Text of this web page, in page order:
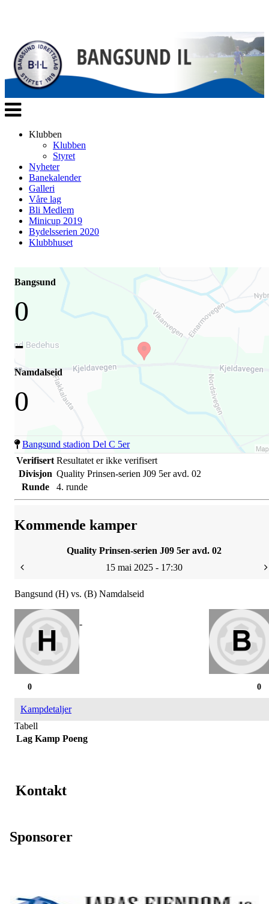
Veksle
navigasjon
Klubben
Klubben
Styret
Nyheter
Banekalender
Galleri
Våre lag
Bli Medlem
Minicup 2019
Bydelsserien 2020
Klubbhuset
Bangsund
0
-
Namdalseid
0
Bangsund stadion Del C 5er
Verifisert Resultatet er ikke verifisert
Divisjon Quality Prinsen-serien J09 5er avd. 02
Runde
4. runde
Kommende kamper
Quality Prinsen-serien J09 5er avd. 02
15 mai 2025 - 17:30
Bangsund (H) vs. (B) Namdalseid
-
0
0
Kampdetaljer
Tabell
Lag Kamp Poeng
Kontakt
Sponsorer